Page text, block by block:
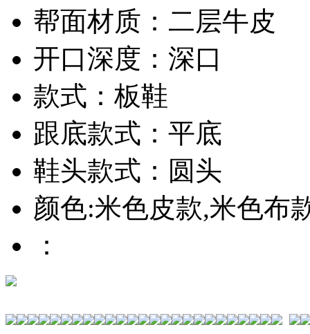
帮面材质：二层牛皮
开口深度：深口
款式：板鞋
跟底款式：平底
鞋头款式：圆头
颜色:米色皮款,米色布
：